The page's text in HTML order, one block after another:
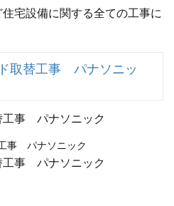
宅設備に関する全ての工事に
取替工事 パナソニッ
事 パナソニック
事 パナソニック